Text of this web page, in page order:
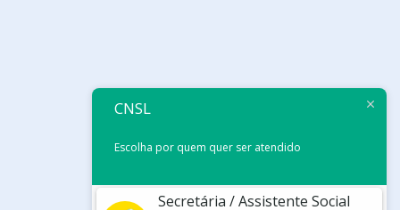
CNSL
Escolha por quem quer ser atendido
Secretária / Assistente Social